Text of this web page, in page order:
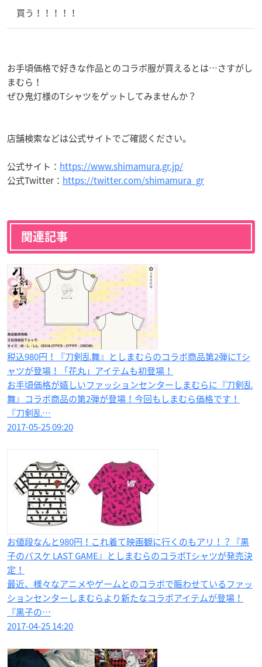
買う！！！！！
お手頃価格で好きな作品とのコラボ服が買えるとは…さすがし
まむら！
ぜひ鬼灯様のTシャツをゲットしてみませんか？
店舗検索などは公式サイトでご確認ください。
公式サイト： https://www.shimamura.gr.jp/
公式Twitter： https://twitter.com/shimamura_gr
関連記事
税込980円！『刀剣乱舞』としまむらのコラボ商品第2弾にTシ
ャツが登場！「花丸」アイテムも初登場！
お手頃価格が嬉しいファッションセンターしまむらに『刀剣乱
舞』コラボ商品の第2弾が登場！今回もしまむら価格です！
『刀剣乱…
2017-05-25 09:20
お値段なんと980円！これ着て映画観に行くのもアリ！？『黒
子のバスケ LAST GAME』としまむらのコラボTシャツが発売決
定！
最近、様々なアニメやゲームとのコラボで賑わせているファッ
ションセンターしまむらより新たなコラボアイテムが登場！
『黒子の…
2017-04-25 14:20